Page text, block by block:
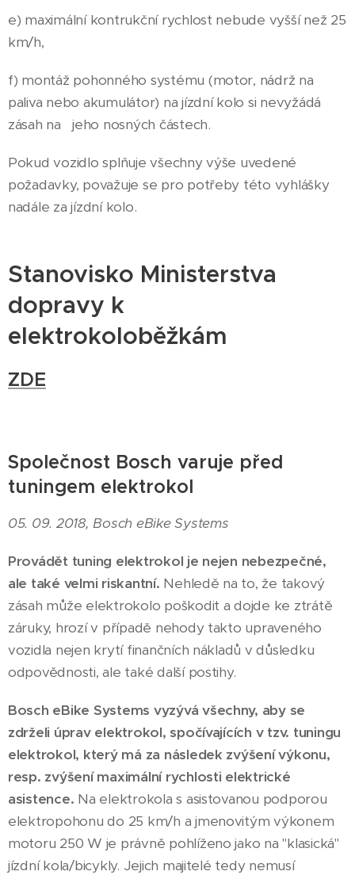
e) maximální kontrukční rychlost nebude vyšší než 25
km/h,
f) montáž pohonného systému (motor, nádrž na
paliva nebo akumulátor) na jízdní kolo si nevyžádá
zásah na jeho nosných částech.
Pokud vozidlo splňuje všechny výše uvedené
požadavky, považuje se pro potřeby této vyhlášky
nadále za jízdní kolo.
Stanovisko Ministerstva
dopravy k
elektrokoloběžkám
ZDE
Společnost Bosch varuje před
tuningem elektrokol
05. 09. 2018, Bosch eBike Systems
Provádět tuning elektrokol je nejen nebezpečné,
ale také velmi riskantní. Nehledě na to, že takový
zásah může elektrokolo poškodit a dojde ke ztrátě
záruky, hrozí v případě nehody takto upraveného
vozidla nejen krytí finančních nákladů v důsledku
odpovědnosti, ale také další postihy.
Bosch eBike Systems vyzývá všechny, aby se
zdrželi úprav elektrokol, spočívajících v tzv. tuningu
elektrokol, který má za následek zvýšení výkonu,
resp. zvýšení maximální rychlosti elektrické
asistence. Na elektrokola s asistovanou podporou
elektropohonu do 25 km/h a jmenovitým výkonem
motoru 250 W je právně pohlíženo jako na "klasická"
jízdní kola/bicykly. Jejich majitelé tedy nemusí